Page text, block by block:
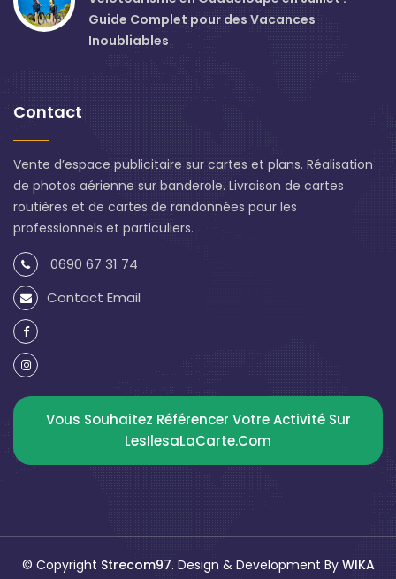
Guide Complet pour des Vacances
Inoubliables
Contact
Vente d’espace publicitaire sur cartes et plans. Réalisation
de photos aérienne sur banderole. Livraison de cartes
routières et de cartes de randonnées pour les
professionnels et particuliers.
0690 67 31 74
Contact Email
Vous Souhaitez Référencer Votre Activité Sur
LesIlesaLaCarte.com
© Copyright Strecom97. Design & Development By WIKA